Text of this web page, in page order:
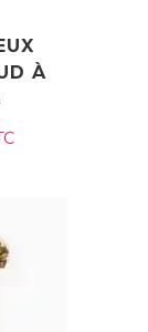
À